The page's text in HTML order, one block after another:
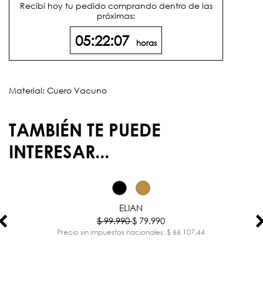
Recibí hoy tu pedido comprando dentro de las
próximas:
05:22:07 horas
Material: Cuero Vacuno
TAMBIÉN TE PUEDE
INTERESAR...
ELIAN
$ 99.990$ 79.990
Precio sin impuestos nacionales: $ 66.107,44